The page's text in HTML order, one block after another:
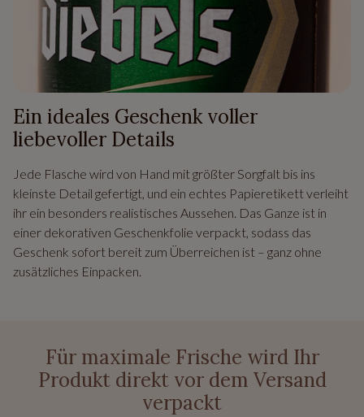
Ein ideales Geschenk voller
liebevoller Details
Jede Flasche wird von Hand mit größter Sorgfalt bis ins
kleinste Detail gefertigt, und ein echtes Papieretikett verleiht
ihr ein besonders realistisches Aussehen. Das Ganze ist in
einer dekorativen Geschenkfolie verpackt, sodass das
Geschenk sofort bereit zum Überreichen ist – ganz ohne
zusätzliches Einpacken.
Für maximale Frische wird Ihr
Produkt direkt vor dem Versand
verpackt